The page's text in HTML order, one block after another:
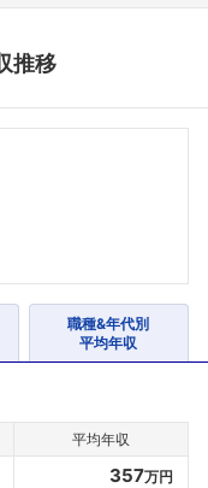
推移
職種&年代別
平均年収
平均年収
357万円